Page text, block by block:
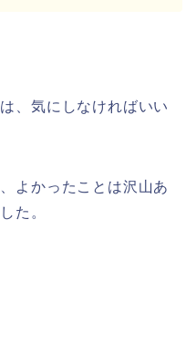
、気にしなければいい
よかったことは沢山あ
た。